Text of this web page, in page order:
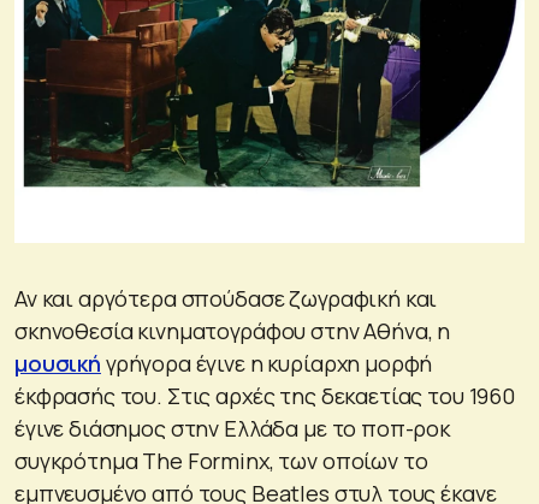
Αν και αργότερα σπούδασε ζωγραφική και
σκηνοθεσία κινηματογράφου στην Αθήνα, η
μουσική γρήγορα έγινε η κυρίαρχη μορφή
έκφρασής του. Στις αρχές της δεκαετίας του 1960
έγινε διάσημος στην Ελλάδα με το ποπ-ροκ
συγκρότημα The Forminx, των οποίων το
εμπνευσμένο από τους Beatles στυλ τους έκανε